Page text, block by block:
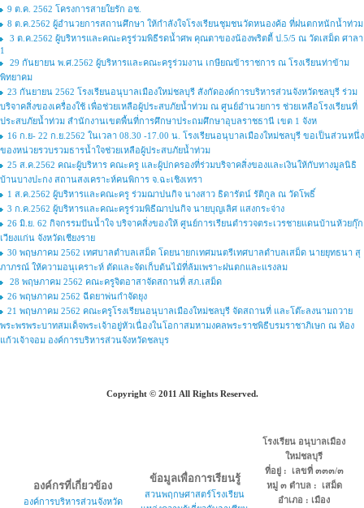
9 ต.ค. 2562 โครงการสายใยรัก อช.
8 ต.ค.2562 ผู้อำนวยการสถานศึกษา ให้กำลังใจโรงเรียนชุมชนวัดหนองค้อ ที่ฝนตกหนักน้ำท่วม
3 ต.ค.2562 ผู้บริหารและคณะครูร่วมพิธีรดน้ำศพ คุณตาของน้องพริตตี้ ป.5/5 ณ วัดเสม็ด ศาลา
1
29 กันยายน พ.ศ.2562 ผู้บริหารและคณะครูร่วมงาน เกษียณข้าราชการ ณ โรงเรียนท่าข้าม
พิทยาคม
23 กันยายน 2562 โรงเรียนอนุบาลเมืองใหม่ชลบุรี สังกัดองค์การบริหารส่วนจังหวัดชลบุรี ร่วม
บริจาคสิ่งของเครื่องใช้ เพื่อช่วยเหลือผู้ประสบภัยน้ำท่วม ณ ศูนย์อำนวยการ ช่วยเหลือโรงเรียนที่
ประสบภัยน้ำท่วม สำนักงานเขตพื้นที่การศึกษาประถมศึกษาอุบลราชธานี เขต 1 จังห
16 ก.ย- 22 ก.ย.2562 ในเวลา 08.30 -17.00 น. โรงเรียนอนุบาลเมืองใหม่ชลบุรี ขอเป็นส่วนหนึ่ง
ของหน่วยรวบรวมธารน้ำใจช่วยเหลือผู้ประสบภัยน้ำท่วม
25 ส.ค.2562 คณะผู้บริหาร คณะครู และผู้ปกครองที่ร่วมบริจาคสิ่งของและเงินให้กับทางมูลนิธิ
บ้านบางปะกง สถานสงเคราะห์คนพิการ จ.ฉะเชิงเทรา
1 ส.ค.2562 ผู้บริหารและคณะครู ร่วมฌาปนกิจ นางสาว ธิดารัตน์ รัติกูล ณ วัดโพธิ์
3 ก.ค.2562 ผู้บริหารและคณะครูร่วมพิธีฌาปนกิจ นายบุญเลิศ แสงกระจ่าง
26 มิ.ย. 62 กิจกรรมปันน้ำใจ บริจาคสิ่งของให้ ศูนย์การเรียนตำรวจตระเวรชายแดนบ้านห้วยกุ๊ก
เวียงแก่น จังหวัดเชียงราย
30 พฤษภาคม 2562 เทศบาลตำบลเสม็ด โดยนายกเทศมนตรีเทศบาลตำบลเสม็ด นายยุทธนา สุ
ภาภรณ์ ให้ความอนุเคราะห์ ตัดและจัดเก็บต้นไม้ที่ล้มเพราะฝนตกและแรงลม
28 พฤษภาคม 2562 คณะครูจิตอาสาจัดสถานที่ สภ.เสม็ด
26 พฤษภาคม 2562 ฉีดยาพ่นกำจัดยุง
21 พฤษภาคม 2562 คณะครูโรงเรียนอนุบาลเมืองใหม่ชลบุรี จัดสถานที่ และโต๊ะลงนามถวาย
พระพรพระบาทสมเด็จพระเจ้าอยู่หัวเนื่องในโอกาสมหามงคลพระราชพิธีบรมราชาภิเษก ณ ห้อง
แก้วเจ้าจอม องค์การบริหารส่วนจังหวัดชลบุร
Copyright © 2011 All Rights Reserved.
องค์กรที่เกี่ยวข้อง
องค์การบริหารส่วนจังหวัด
ข้อมูลเพื่อการเรียนรู้
สวนพฤกษศาสตร์โรงเรียน
โรงเรียน อนุบาลเมือง
ใหม่ชลบุรี
ที่อยู่ : เลขที่ ๓๓๓/๓
หมู่ ๓ ตำบล : เสม็ด
อำเภอ : เมือง